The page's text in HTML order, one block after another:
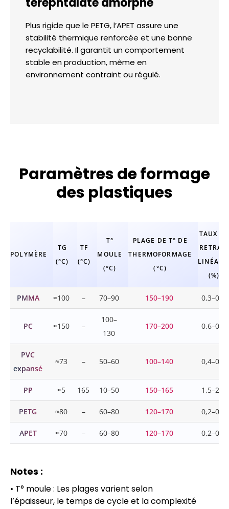
Plus rigide que le PETG, l’APET assure une
stabilité thermique renforcée et une bonne
recyclabilité. Il garantit un comportement
stable en production, même en
environnement contraint ou régulé.
Paramètres de formage
des plastiques
POLYMÈRE
TG
(°C)
TF
(°C)
T°
MOULE
(°C)
PLAGE DE T° DE
THERMOFORMAGE
(°C)
TAUX DE
RETRAIT
(%)
PMMA ≈100 – 70–90 150–190 0,3–0,8
PC ≈150 –
100–
130
170–200 0,6–0,8
PVC
expansé
≈73 – 50–60 100–140 0,4–0,6
PP ≈5 165 10–50 150–165 1,5–2,2
PETG ≈80 – 60–80 120–170 0,2–0,5
APET ≈70 – 60–80 120–170 0,2–0,4
Notes :
• T° moule : Les plages varient selon
l’épaisseur, le temps de cycle et la complexité